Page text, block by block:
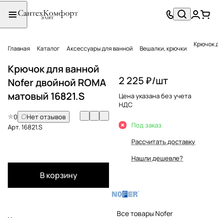
Главная Каталог Аксессуары для ванной Вешалки, крючки Крючок
Крючок для ванной
Nofer двойной ROMA
матовый 16821.S
0
Нет отзывов
Арт.16821.S
В корзину
2 225 ₽/шт
Цена указана без учета
НДС
Под заказ
Рассчитать доставку
Нашли дешевле?
Все товары Nofer